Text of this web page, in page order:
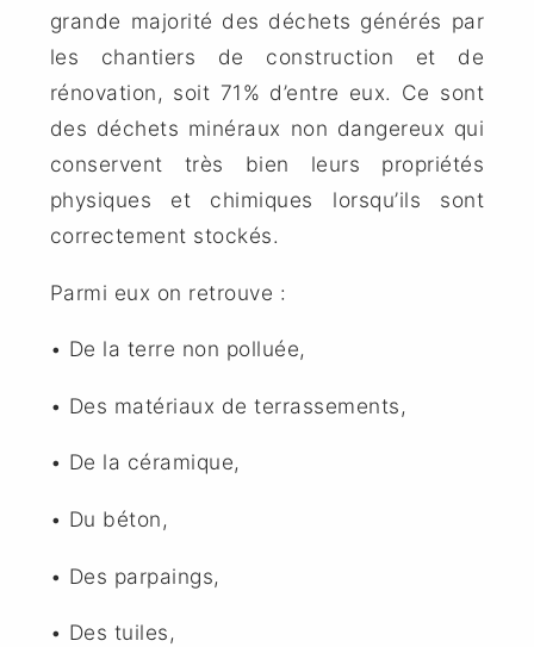
grande majorité des déchets générés par
les chantiers de construction et de
rénovation, soit 71% d’entre eux. Ce sont
des déchets minéraux non dangereux qui
conservent très bien leurs propriétés
physiques et chimiques lorsqu’ils sont
correctement stockés.
Parmi eux on retrouve :
• De la terre non polluée,
• Des matériaux de terrassements,
• De la céramique,
• Du béton,
• Des parpaings,
• Des tuiles,